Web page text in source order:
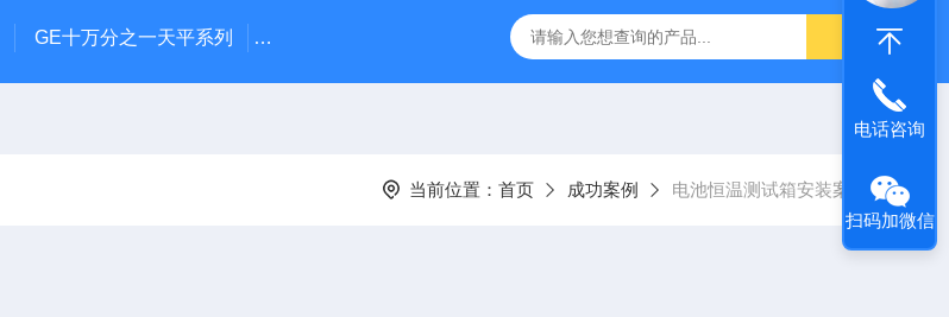
GE十万分之一天平系列 电池恒温测试箱 DZF-6090真空干燥箱 星曜-100Y星曜系列药品稳定性试
当前位置： 首页 成功案例 电池恒温测试箱安装案例
电话咨询
扫码加微信